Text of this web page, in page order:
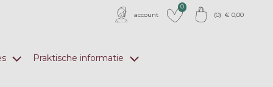
account
0
(0) € 0,00
Praktische informatie